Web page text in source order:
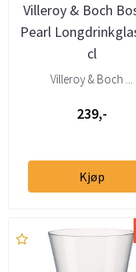
Villeroy & Boch
Pearl
cl
Villeroy & Boch ...
239,-
Kjøp